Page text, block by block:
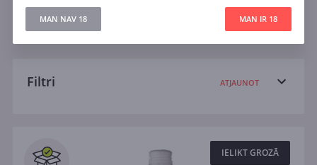
Sauss
Filtri ATJAUNOT
Visi IELIKT GROZĀ
MAN NAV 18 MAN IR 18